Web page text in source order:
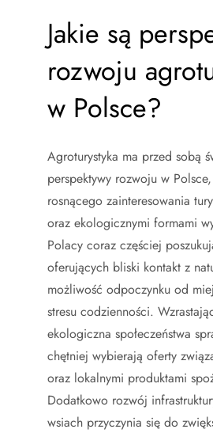
Jakie są
rozwoju
w Polsce?
Agroturystyka ma przed sobą
perspektywy rozwoju w
rosnącego zainteresowania
oraz ekologicznymi formami
Polacy coraz częściej
oferujących bliski kontakt z
możliwość odpoczynku od
stresu codzienności.
ekologiczna społeczeństwa
chętniej wybierają oferty
oraz lokalnymi produktami
Dodatkowo rozwój
wsiach przyczynia się do